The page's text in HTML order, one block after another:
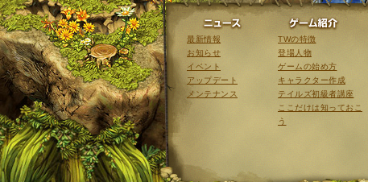
ニュース
最新情報
お知らせ
イベント
アップデート
メンテナンス
TWの特徴
登場人物
ゲームの始め方
キャラクター作成
テイルズ初級者講座
ここだけは知っておこ
う